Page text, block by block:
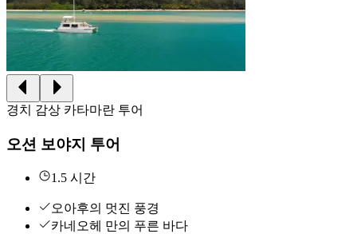
경치 감상 카타마란 투어
오션 보야지 투어
1.5 시간
오아후의 멋진 풍경
카네오헤 만의 푸른 바다